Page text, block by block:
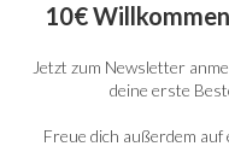
Stunden auf
Instagram
10€
Jetzt zum Newsletter
deine erste
Freue dich außerdem auf